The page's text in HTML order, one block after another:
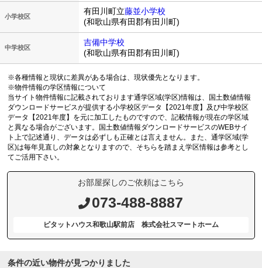
小学校区
有田川町立藤並小学校
(和歌山県有田郡有田川町)
中学校区
吉備中学校
(和歌山県有田郡有田川町)
※各種情報と現状に差異がある場合は、現状優先となります。
※物件情報の学区情報について
当サイト物件情報に記載されております通学区域(学区)情報は、国土数値情報
ダウンロードサービスが提供する小学校区データ【2021年度】及び中学校区
データ【2021年度】を元に加工したものですので、記載情報が現在の学区域
と異なる場合がございます。国土数値情報ダウンロードサービスのWEBサイ
ト上で記述通り、データは必ずしも正確とは言えません。また、通学区域(学
区)は毎年見直しの対象となりますので、そちらを踏まえ学区情報は参考とし
てご活用下さい。
お部屋探しのご依頼はこちら
073-488-8887
ピタットハウス和歌山駅前店 株式会社スマートホーム
条件の近い物件が見つかりました